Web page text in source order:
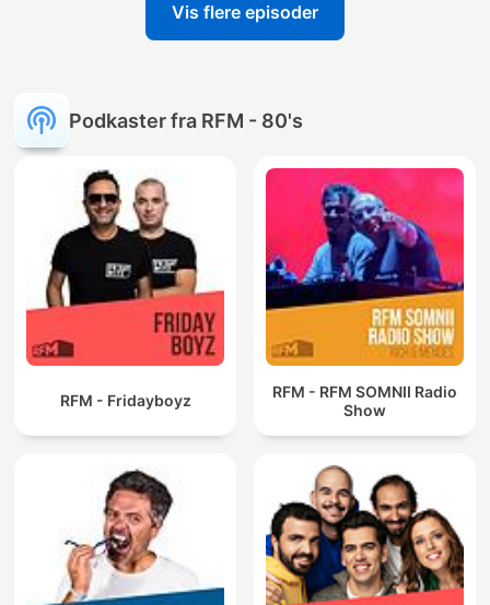
Vis flere episoder
Podkaster fra RFM - 80's
RFM - Fridayboyz
RFM - RFM SOMNII Radio
Show